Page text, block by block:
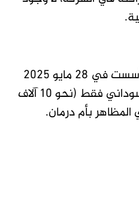
وأوضح وداعة أن الشركة تأسست في 28 مايو 2025
برأسمال 30 مليون جنيه سوداني فقط (نحو 10 آلاف
بأم درمان.